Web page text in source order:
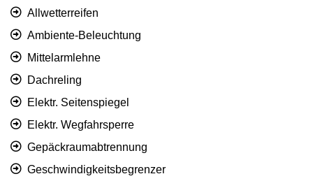
Allwetterreifen
Ambiente-Beleuchtung
Mittelarmlehne
Dachreling
Elektr. Seitenspiegel
Elektr. Wegfahrsperre
Gepäckraumabtrennung
Geschwindigkeitsbegrenzer